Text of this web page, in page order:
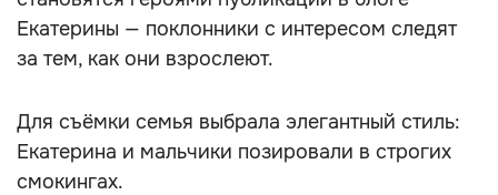
Екатерины — поклонники с интересом следят
за тем, как они взрослеют.
Для съёмки семья выбрала элегантный стиль:
Екатерина и мальчики позировали в строгих
смокингах.